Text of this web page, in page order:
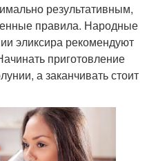
результативным,
правила. Народные
эликсира рекомендуют
приготовление
а заканчивать стоит